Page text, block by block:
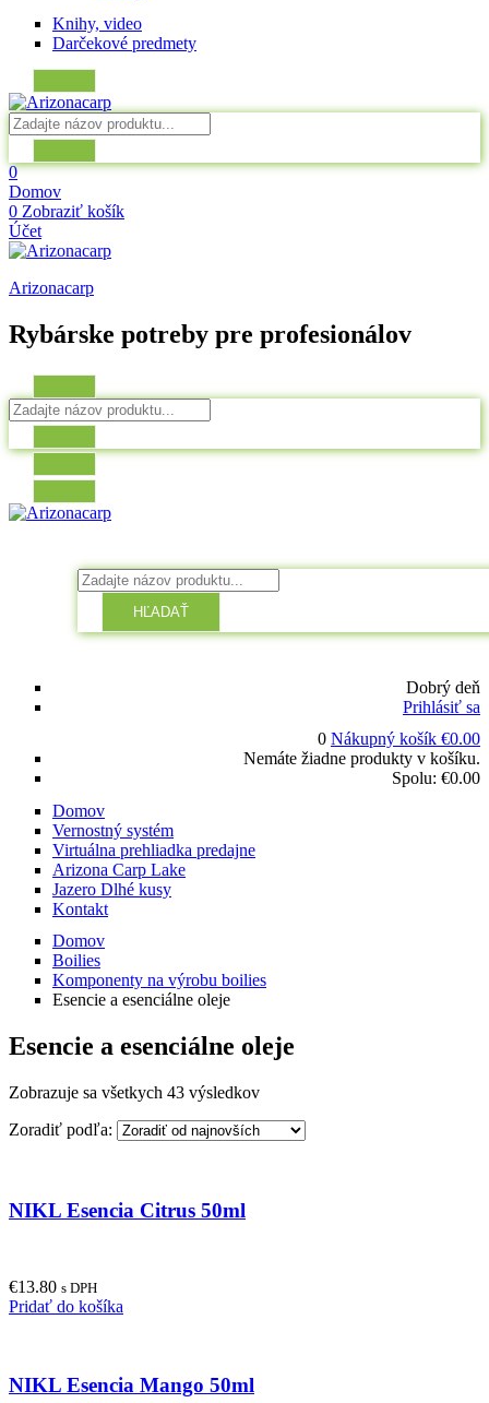
Knihy, video
Darčekové predmety
0
Domov
0 Zobraziť košík
Účet
Arizonacarp
Rybárske potreby pre profesionálov
HĽADAŤ
Dobrý deň
Prihlásiť sa
0 Nákupný košík €0.00
Nemáte žiadne produkty v košíku.
Spolu: €0.00
Domov
Vernostný systém
Virtuálna prehliadka predajne
Arizona Carp Lake
Jazero Dlhé kusy
Kontakt
Domov
Boilies
Komponenty na výrobu boilies
Esencie a esenciálne oleje
Esencie a esenciálne oleje
Zobrazuje sa všetkych 43 výsledkov
Zoradiť podľa:
NIKL Esencia Citrus 50ml
€13.80 s DPH
Pridať do košíka
NIKL Esencia Mango 50ml